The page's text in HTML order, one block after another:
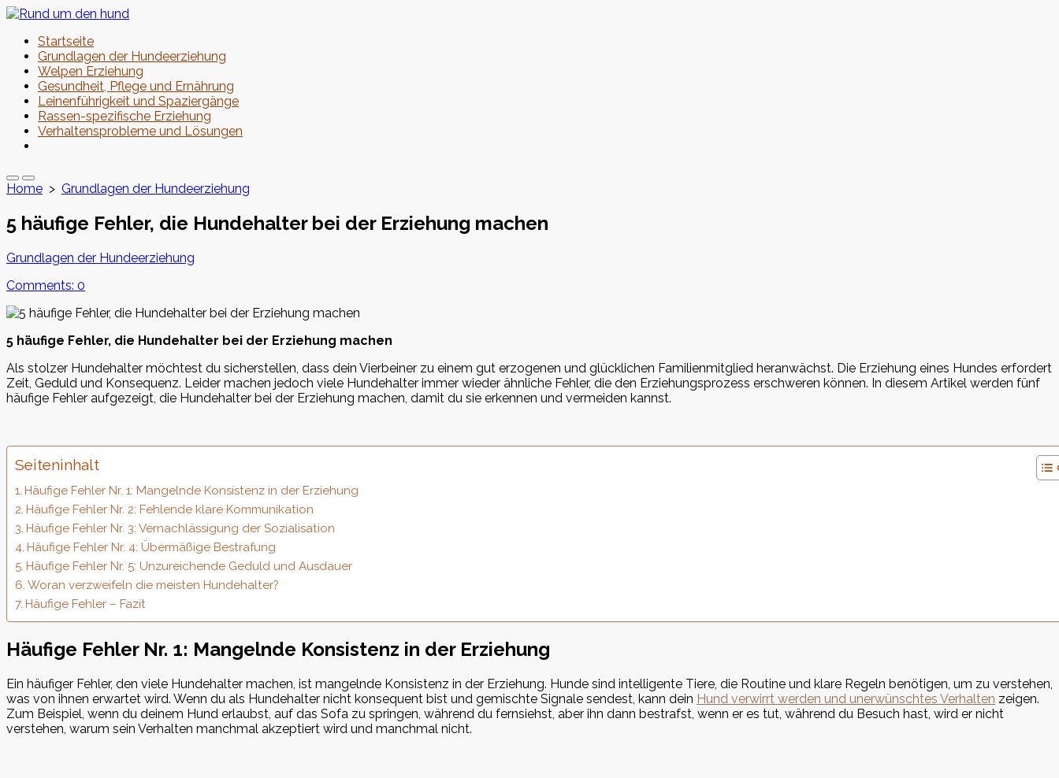
Skip
contentStartseite
Grundlagen der Hundeerziehung
Welpen Erziehung
Gesundheit, Pflege und Ernährung
Leinenführigkeit und Spaziergänge
Rassen-spezifische Erziehung
Verhaltensprobleme und Lösungen
Search
Toggle
Menu
Home > Grundlagen der Hundeerziehung
5 häufige Fehler, die Hundehalter bei der Erziehung machen
Categories
Grundlagen der Hundeerziehung
Comments: 0
5 häufige Fehler, die Hundehalter bei der Erziehung machen
Als stolzer Hundehalter möchtest du sicherstellen, dass dein Vierbeiner zu einem gut erzogenen und glücklichen Familienmitglied heranwächst. Die Erziehung eines Hundes erfordert
Zeit, Geduld und Konsequenz. Leider machen jedoch viele Hundehalter immer wieder ähnliche Fehler, die den Erziehungsprozess erschweren können. In diesem Artikel werden fünf
häufige Fehler aufgezeigt, die Hundehalter bei der Erziehung machen, damit du sie erkennen und vermeiden kannst.
Seiteninhalt
Häufige Fehler Nr. 1: Mangelnde Konsistenz in der Erziehung
Häufige Fehler Nr. 2: Fehlende klare Kommunikation
Häufige Fehler Nr. 3: Vernachlässigung der Sozialisation
Häufige Fehler Nr. 4: Übermäßige Bestrafung
Häufige Fehler Nr. 5: Unzureichende Geduld und Ausdauer
Woran verzweifeln die meisten Hundehalter?
Häufige Fehler – Fazit
Häufige Fehler Nr. 1: Mangelnde Konsistenz in der Erziehung
Ein häufiger Fehler, den viele Hundehalter machen, ist mangelnde Konsistenz in der Erziehung. Hunde sind intelligente Tiere, die Routine und klare Regeln benötigen, um zu verstehen,
was von ihnen erwartet wird. Wenn du als Hundehalter nicht konsequent bist und gemischte Signale sendest, kann dein Hund verwirrt werden und unerwünschtes Verhalten zeigen.
Zum Beispiel, wenn du deinem Hund erlaubst, auf das Sofa zu springen, während du fernsiehst, aber ihn dann bestrafst, wenn er es tut, während du Besuch hast, wird er nicht
verstehen, warum sein Verhalten manchmal akzeptiert wird und manchmal nicht.